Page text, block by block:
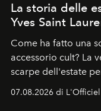
La storia delle
Yves Saint
Come ha fatto una
accessorio cult? La
scarpe dell'estate
07.08.2026 di